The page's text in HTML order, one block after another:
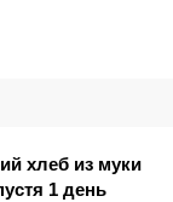
хлеб из муки
1 день